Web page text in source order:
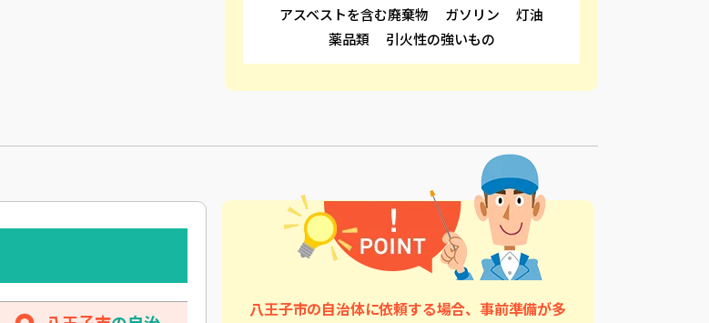
アスベストを含む廃棄物
ガソリン
灯油
薬品類
引火性の強いもの
八王子市の自治体に依頼する場合、 事前準備が多